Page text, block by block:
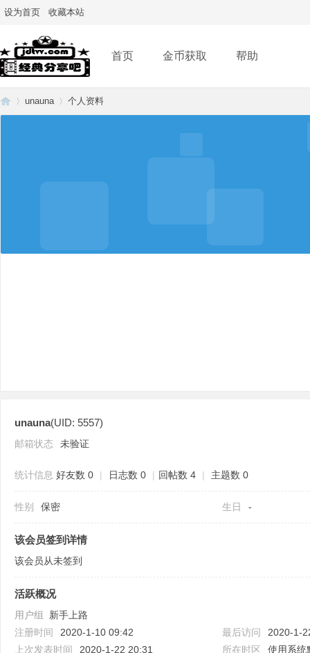
设为首页 收藏本站
首页 金币获取 帮助
unauna 个人资料
unauna(UID: 5557)
邮箱状态 未验证
统计信息 好友数 0 | 日志数 0 | 回帖数 4 | 主题数 0
性别 保密 生日 -
该会员签到详情
该会员从未签到
活跃概况
用户组 新手上路
注册时间
2020-1-10 09:42 最后访问
2020-1-
上次发表时间
2020-1-22 20:31 所在时区 使用系统